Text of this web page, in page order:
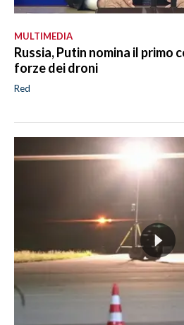
MULTIMEDIA
Russia, Putin nomina il primo
forze dei droni
Red